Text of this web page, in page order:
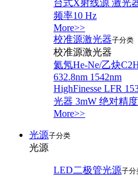
台式X射线源 激光
频率10 Hz
More>>
校准源激光器子分类
校准源激光器
氦氖He-Ne/乙炔
632.8nm 1542nm
HighFinesse LFR
光器 3mW 绝对精
More>>
光源子分类
光源
LED二极管光源子分